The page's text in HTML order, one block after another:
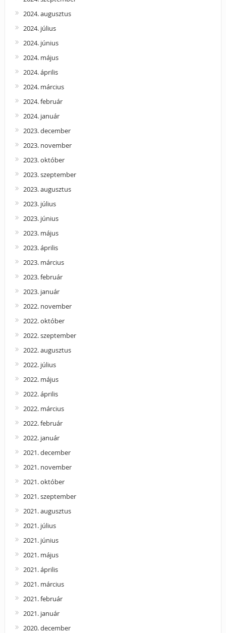
2024. augusztus
2024. július
2024. június
2024. május
2024. április
2024. március
2024. február
2024. január
2023. december
2023. november
2023. október
2023. szeptember
2023. augusztus
2023. július
2023. június
2023. május
2023. április
2023. március
2023. február
2023. január
2022. november
2022. október
2022. szeptember
2022. augusztus
2022. július
2022. május
2022. április
2022. március
2022. február
2022. január
2021. december
2021. november
2021. október
2021. szeptember
2021. augusztus
2021. július
2021. június
2021. május
2021. április
2021. március
2021. február
2021. január
2020. december